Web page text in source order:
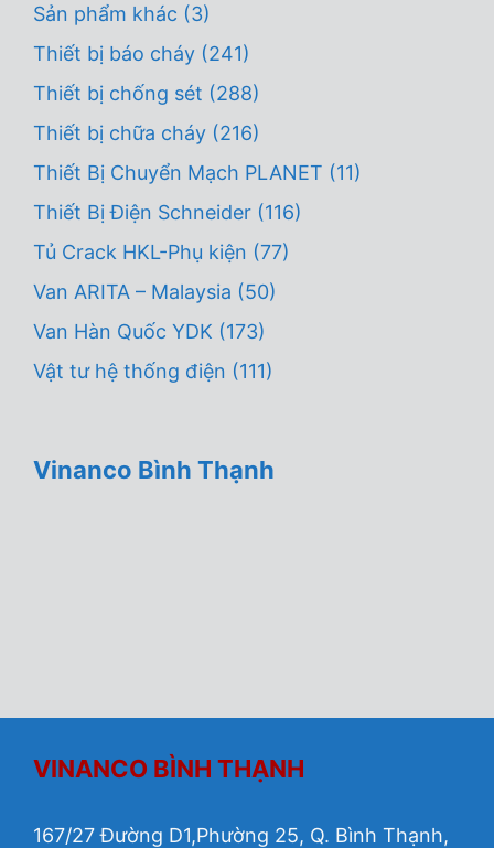
Sản phẩm khác (3)
Thiết bị báo cháy (241)
Thiết bị chống sét (288)
Thiết bị chữa cháy (216)
Thiết Bị Chuyển Mạch PLANET (11)
Thiết Bị Điện Schneider (116)
Tủ Crack HKL-Phụ kiện (77)
Van ARITA – Malaysia (50)
Van Hàn Quốc YDK (173)
Vật tư hệ thống điện (111)
Vinanco Bình Thạnh
VINANCO BÌNH THẠNH
167/27 Đường D1,Phường 25, Q. Bình Thạnh,